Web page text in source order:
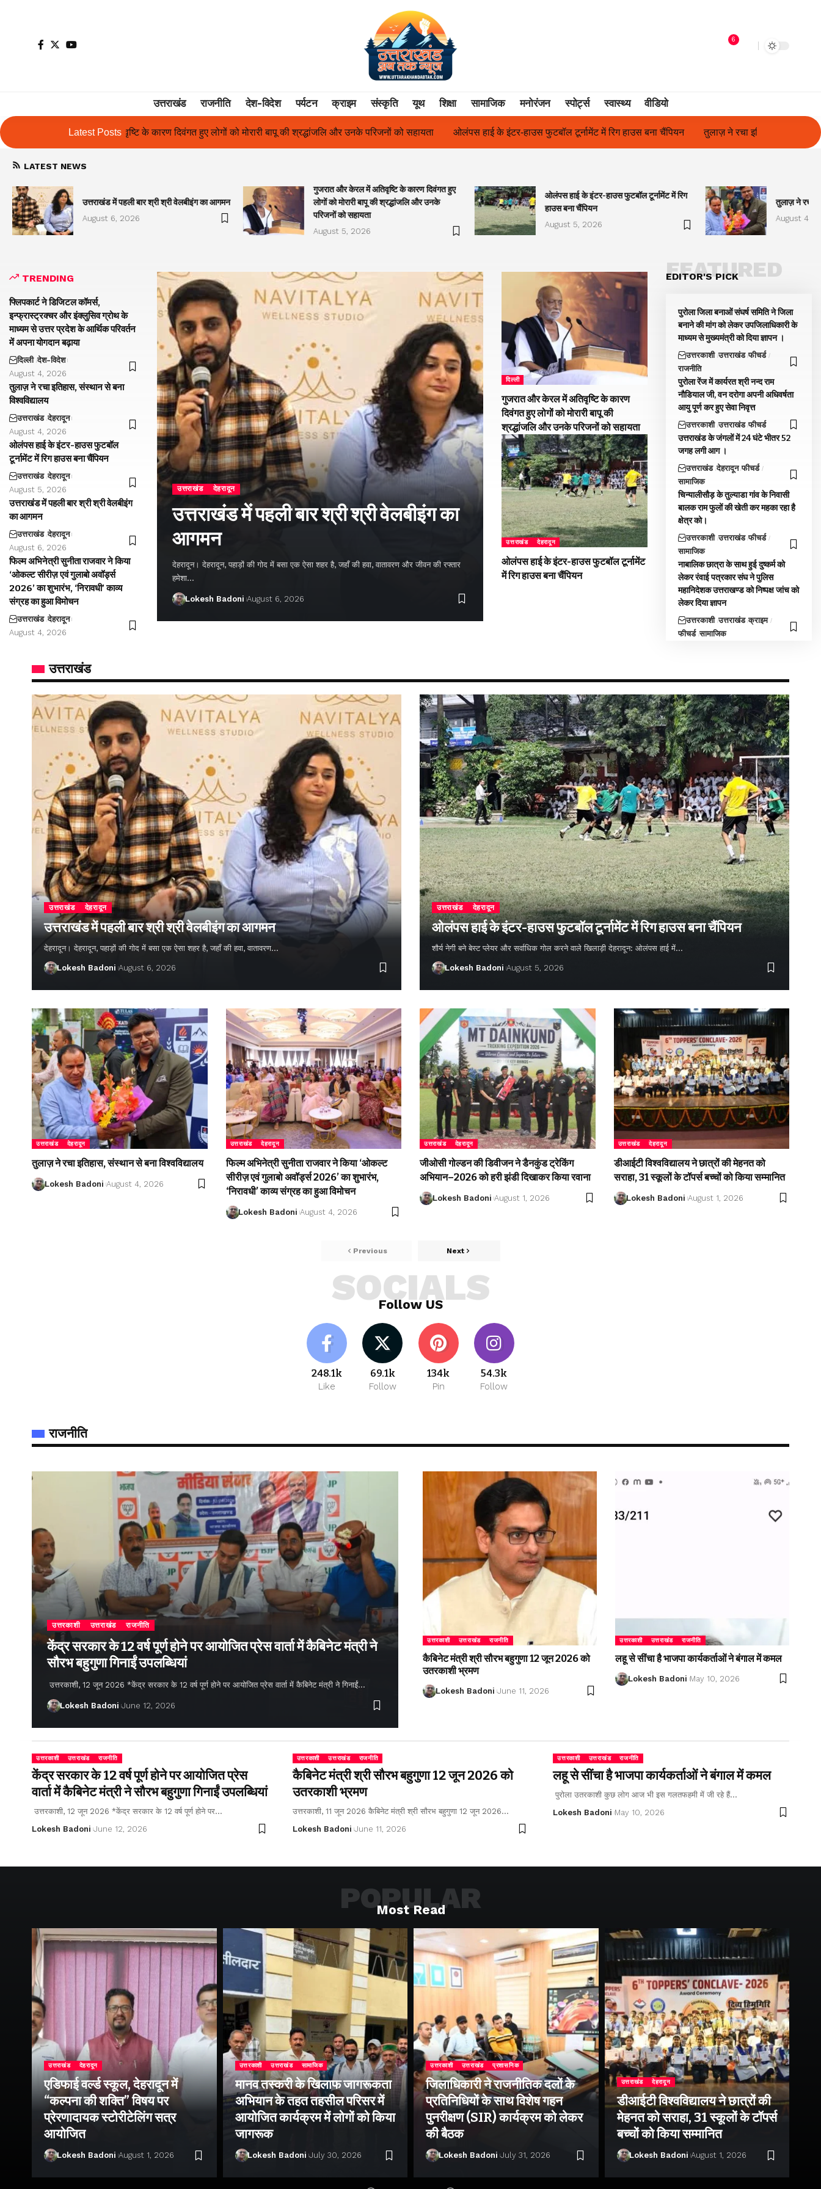
6
उत्तराखंड राजनीति देश-विदेश पर्यटन क्राइम संस्कृति यूथ शिक्षा सामाजिक मनोरंजन स्पोर्ट्स स्वास्थ्य वीडियो
Latest Posts
दिवंगत हुए लोगों को मोरारी बापू की श्रद्धांजलि और उनके परिजनों को सहायता ओलंपस हाई के इंटर-हाउस फुटबॉल टूर्नामेंट में रिग हाउस बना चैंपियन तुलाज़ ने रचा इतिहास, संस्थान से बना विश्वविद्यालय फिल्म अभिनेत्री
LATEST NEWS
उत्तराखंड में पहली बार श्री श्री वेलबीइंग का आगमन
August 6, 2026
गुजरात और केरल में अतिवृष्टि के कारण दिवंगत हुए
लोगों को मोरारी बापू की श्रद्धांजलि और उनके
परिजनों को सहायता
August 5, 2026
ओलंपस हाई के इंटर-हाउस फुटबॉल टूर्नामेंट में रिग
हाउस बना चैंपियन
August 5, 2026
तुलाज़ ने रचा
August 4,
TRENDING
फ्लिपकार्ट ने डिजिटल कॉमर्स,
इन्फ्रास्ट्रक्चर और इंक्लुसिव ग्रोथ के
माध्यम से उत्तर प्रदेश के आर्थिक परिवर्तन
में अपना योगदान बढ़ाया
दिल्ली देश-विदेश
August 4, 2026
तुलाज़ ने रचा इतिहास, संस्थान से बना
विश्वविद्यालय
उत्तराखंड देहरादून
August 4, 2026
ओलंपस हाई के इंटर-हाउस फुटबॉल
टूर्नामेंट में रिग हाउस बना चैंपियन
उत्तराखंड देहरादून
August 5, 2026
उत्तराखंड में पहली बार श्री श्री वेलबीइंग
का आगमन
उत्तराखंड देहरादून
August 6, 2026
फिल्म अभिनेत्री सुनीता राजवार ने किया
‘ओकल्ट सीरीज़ एवं गुलाबो अवॉर्ड्स
2026’ का शुभारंभ, ‘निरावधी’ काव्य
संग्रह का हुआ विमोचन
उत्तराखंड देहरादून
August 4, 2026
उत्तराखंड देहरादून
उत्तराखंड में पहली बार श्री श्री वेलबीइंग का
आगमन
देहरादून। देहरादून, पहाड़ों की गोद में बसा एक ऐसा शहर है, जहाँ की हवा, वातावरण और जीवन की रफ्तार
हमेशा…
Lokesh Badoni August 6, 2026
दिल्ली
गुजरात और केरल में अतिवृष्टि के कारण
दिवंगत हुए लोगों को मोरारी बापू की
श्रद्धांजलि और उनके परिजनों को सहायता
उत्तराखंड देहरादून
ओलंपस हाई के इंटर-हाउस फुटबॉल टूर्नामेंट
में रिग हाउस बना चैंपियन
EDITOR'S PICK
FEATURED
पुरोला जिला बनाओं संघर्ष समिति ने जिला
बनाने की मांग को लेकर उपजिलाधिकारी के
माध्यम से मुख्यमंत्री को दिया ज्ञापन ।
उत्तरकाशी उत्तराखंड फीचर्ड
राजनीति
पुरोला रेंज में कार्यरत श्री नन्द राम
नौडियाल जी, वन दरोगा अपनी अधिवर्षता
आयु पूर्ण कर हुए सेवा निवृत्त
उत्तरकाशी उत्तराखंड फीचर्ड
उत्तराखंड के जंगलों में 24 घंटे भीतर 52
जगह लगी आग ।
उत्तराखंड देहरादून फीचर्ड
सामाजिक
चिन्यालीसौड़ के तुल्याडा गांव के निवासी
बालक राम फुलों की खेती कर महका रहा है
क्षेत्र को।
उत्तरकाशी उत्तराखंड फीचर्ड
सामाजिक
नाबालिक छात्रा के साथ हुई दुष्कर्म को
लेकर रंवाई पत्रकार संघ ने पुलिस
महानिदेशक उत्तराखण्ड को निष्पक्ष जांच को
लेकर दिया ज्ञापन
उत्तरकाशी उत्तराखंड क्राइम
फीचर्ड सामाजिक
उत्तराखंड
उत्तराखंड देहरादून
उत्तराखंड में पहली बार श्री श्री वेलबीइंग का आगमन
देहरादून। देहरादून, पहाड़ों की गोद में बसा एक ऐसा शहर है, जहाँ की हवा, वातावरण…
Lokesh Badoni August 6, 2026
उत्तराखंड देहरादून
ओलंपस हाई के इंटर-हाउस फुटबॉल टूर्नामेंट में रिग हाउस बना चैंपियन
शौर्य नेगी बने बेस्ट प्लेयर और सर्वाधिक गोल करने वाले खिलाड़ी देहरादून: ओलंपस हाई में…
Lokesh Badoni August 5, 2026
उत्तराखंड देहरादून
तुलाज़ ने रचा इतिहास, संस्थान से बना विश्वविद्यालय
Lokesh Badoni August 4, 2026
उत्तराखंड देहरादून
फिल्म अभिनेत्री सुनीता राजवार ने किया ‘ओकल्ट
सीरीज़ एवं गुलाबो अवॉर्ड्स 2026’ का शुभारंभ,
‘निरावधी’ काव्य संग्रह का हुआ विमोचन
Lokesh Badoni August 4, 2026
उत्तराखंड देहरादून
जीओसी गोल्डन की डिवीजन ने डैनकुंड ट्रेकिंग
अभियान–2026 को हरी झंडी दिखाकर किया रवाना
Lokesh Badoni August 1, 2026
उत्तराखंड देहरादून
डीआईटी विश्वविद्यालय ने छात्रों की मेहनत को
सराहा, 31 स्कूलों के टॉपर्स बच्चों को किया सम्मानित
Lokesh Badoni August 1, 2026
Previous Next
Follow US
SOCIALS
248.1k
Like
69.1k
Follow
134k
Pin
54.3k
Follow
राजनीति
उत्तरकाशी उत्तराखंड राजनीति
केंद्र सरकार के 12 वर्ष पूर्ण होने पर आयोजित प्रेस वार्ता में कैबिनेट मंत्री ने
सौरभ बहुगुणा गिनाईं उपलब्धियां
उत्तरकाशी, 12 जून 2026 *केंद्र सरकार के 12 वर्ष पूर्ण होने पर आयोजित प्रेस वार्ता में कैबिनेट मंत्री ने गिनाईं…
Lokesh Badoni June 12, 2026
उत्तरकाशी उत्तराखंड राजनीति
कैबिनेट मंत्री श्री सौरभ बहुगुणा 12 जून 2026 को
उतरकाशी भ्रमण
Lokesh Badoni June 11, 2026
उत्तरकाशी उत्तराखंड राजनीति
लहू से सींचा है भाजपा कार्यकर्ताओं ने बंगाल में कमल
Lokesh Badoni May 10, 2026
उत्तरकाशी उत्तराखंड राजनीति
केंद्र सरकार के 12 वर्ष पूर्ण होने पर आयोजित प्रेस
वार्ता में कैबिनेट मंत्री ने सौरभ बहुगुणा गिनाईं उपलब्धियां
उत्तरकाशी, 12 जून 2026 *केंद्र सरकार के 12 वर्ष पूर्ण होने पर…
Lokesh Badoni June 12, 2026
उत्तरकाशी उत्तराखंड राजनीति
कैबिनेट मंत्री श्री सौरभ बहुगुणा 12 जून 2026 को
उतरकाशी भ्रमण
उत्तरकाशी, 11 जून 2026 कैबिनेट मंत्री श्री सौरभ बहुगुणा 12 जून 2026…
Lokesh Badoni June 11, 2026
उत्तरकाशी उत्तराखंड राजनीति
लहू से सींचा है भाजपा कार्यकर्ताओं ने बंगाल में कमल
पुरोला उतरकाशी कुछ लोग आज भी इस गलतफहमी में जी रहे हैं…
Lokesh Badoni May 10, 2026
Most Read
POPULAR
उत्तराखंड देहरादून
एडिफाई वर्ल्ड स्कूल, देहरादून में
“कल्पना की शक्ति” विषय पर
प्रेरणादायक स्टोरीटेलिंग सत्र
आयोजित
Lokesh Badoni August 1, 2026
उत्तरकाशी उत्तराखंड सामाजिक
मानव तस्करी के खिलाफ जागरूकता
अभियान के तहत तहसील परिसर में
आयोजित कार्यक्रम में लोगों को किया
जागरूक
Lokesh Badoni July 30, 2026
उत्तरकाशी उत्तराखंड प्रशासनिक
जिलाधिकारी ने राजनीतिक दलों के
प्रतिनिधियों के साथ विशेष गहन
पुनरीक्षण (SIR) कार्यक्रम को लेकर
की बैठक
Lokesh Badoni July 31, 2026
उत्तराखंड देहरादून
डीआईटी विश्वविद्यालय ने छात्रों की
मेहनत को सराहा, 31 स्कूलों के टॉपर्स
बच्चों को किया सम्मानित
Lokesh Badoni August 1, 2026